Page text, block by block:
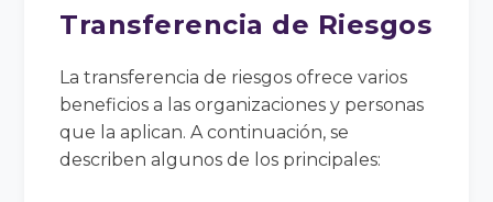
Transferencia de Riesgos
La transferencia de riesgos ofrece varios
beneficios a las organizaciones y personas
que la aplican. A continuación, se
describen algunos de los principales: